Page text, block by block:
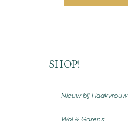
SHOP!
Nieuw bij Haakvrouw
Wol & Garens